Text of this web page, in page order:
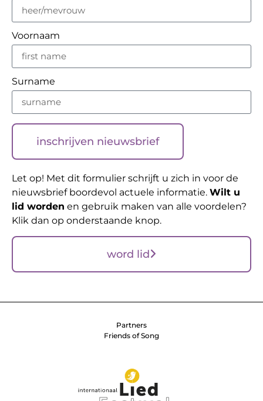
Voornaam
Surname
inschrijven nieuwsbrief
Let op! Met dit formulier schrijft u zich in voor de
nieuwsbrief boordevol actuele informatie. Wilt u
lid worden en gebruik maken van alle voordelen?
Klik dan op onderstaande knop.
word lid
Partners
Friends of Song